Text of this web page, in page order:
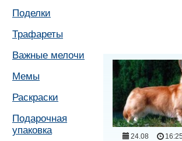
Поделки
Трафареты
Важные мелочи
Мемы
Раскраски
Подарочная
упаковка
24.08